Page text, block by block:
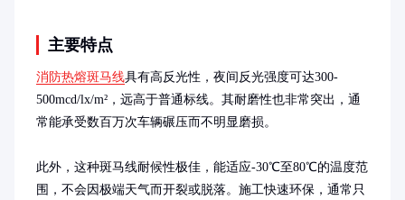
主要特点
消防热熔斑马线具有高反光性，夜间反光强度可达300-
500mcd/lx/m²，远高于普通标线。其耐磨性也非常突出，通
常能承受数百万次车辆碾压而不明显磨损。
此外，这种斑马线耐候性极佳，能适应-30℃至80℃的温度范
围，不会因极端天气而开裂或脱落。施工快速环保，通常只